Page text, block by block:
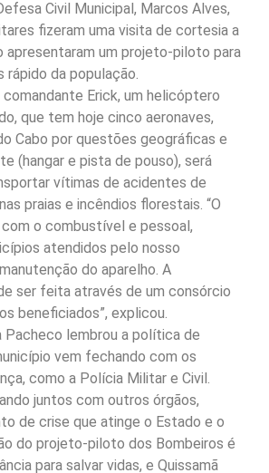
Civil Municipal, Marcos Alves,
fizeram uma visita de cortesia a
apresentaram um projeto-piloto para
rápido da população.
Erick, um helicóptero
que tem hoje cinco aeronaves,
Cabo por questões geográficas e
(hangar e pista de pouso), será
vítimas de acidentes de
praias e incêndios florestais. “O
o combustível e pessoal,
atendidos pelo nosso
do aparelho. A
ser feita através de um consórcio
beneficiados”, explicou.
lembrou a política de
vem fechando com os
como a Polícia Militar e Civil.
juntos com outros órgãos,
de crise que atinge o Estado e o
do projeto-piloto dos Bombeiros é
para salvar vidas, e Quissamã